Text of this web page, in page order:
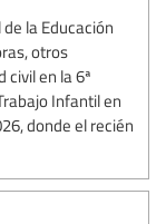
la Educación
otros
en la 6ª
Infantil en
donde el recién